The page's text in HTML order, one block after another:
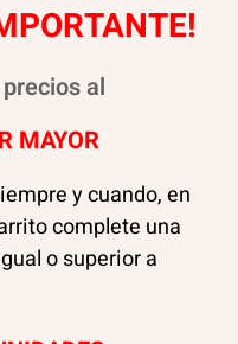
Por Mayor:
disponibles
Agregar al carrito
al
MAYOR
y cuando, en
complete una
o superior a